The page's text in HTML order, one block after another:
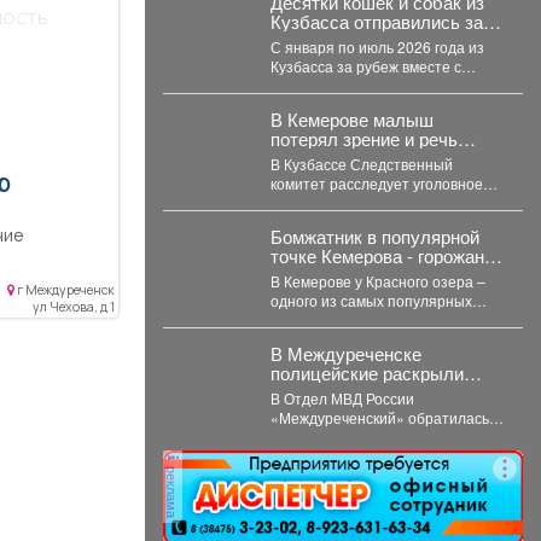
парком
г Междуреченск
ул Чехова, д 1
светофора
Кузбасса отправились за
границу
С января по июль 2026 года из
Кузбасса за рубеж вместе с
В Кемерове малыш
потерял зрение и речь
после комы: СК РФ ищет
виновных в искалеченном
детстве
В Кузбассе Следственный
комитет расследует уголовное
двухлетнему мальчику....
Бомжатник в популярной
точке Кемерова - горожанка
обнаружила жуткий объект
на Красном озере
В Кемерове у Красного озера –
одного из самых популярных
В Междуреченске
полицейские раскрыли
кражу велосипеда
В Отдел МВД России
«Междуреченский» обратилась
заявлением о том, что
неизвестное лицо...
реклама